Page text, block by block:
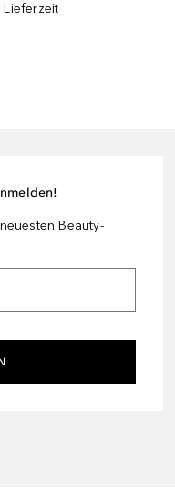
Lieferzeit
Beauty-